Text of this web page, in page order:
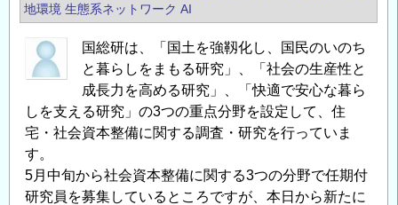
研
職
員
を
公
募
し
ま
地環境 生態系ネットワーク AI
国総研は、「国土を強靱化し、国民のいのち
と暮らしをまもる研究」、「社会の生産性と
成長力を高める研究」、「快適で安心な暮ら
しを支える研究」の3つの重点分野を設定して、住
宅・社会資本整備に関する調査・研究を行っていま
す。
5月中旬から社会資本整備に関する3つの分野で任期付
研究員を募集しているところですが、本日から新たに